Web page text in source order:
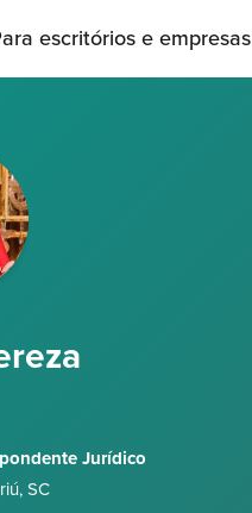
escritórios e empresas
Jurídico
, SC